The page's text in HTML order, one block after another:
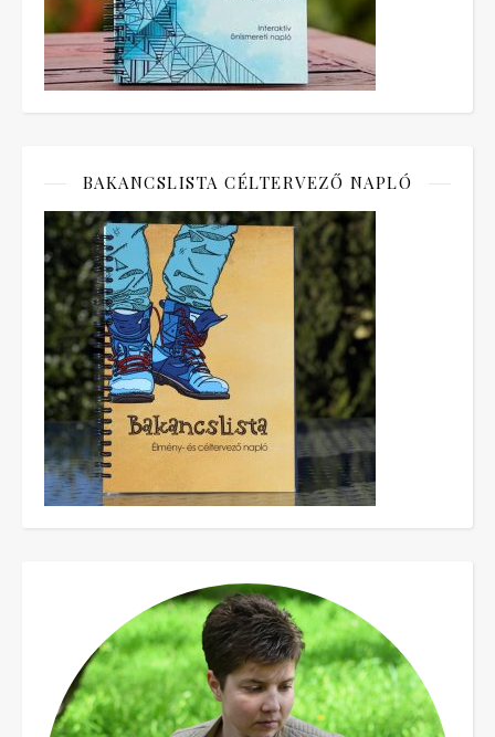
BAKANCSLISTA CÉLTERVEZŐ NAPLÓ